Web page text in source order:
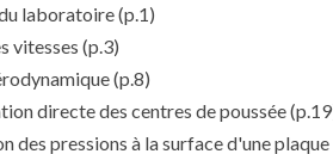
laboratoire(p.1)
vitesses (p.3)
(p.8)
directe des centres de poussée
des pressions à la surface d'une plaque